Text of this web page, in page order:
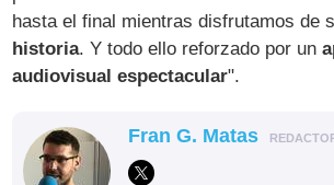
hasta el final mientras disfrutamos de
historia. Y todo ello reforzado por un
audiovisual espectacular".
Fran G. Matas